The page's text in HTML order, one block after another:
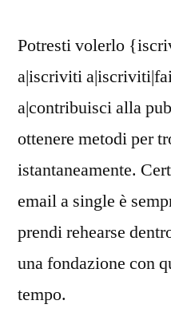
Potresti volerlo
a|iscriviti
a|contribuisci alla
ottenere metodi per
istantaneamente.
email a single è
prendi rehearse
una fondazione con
tempo.